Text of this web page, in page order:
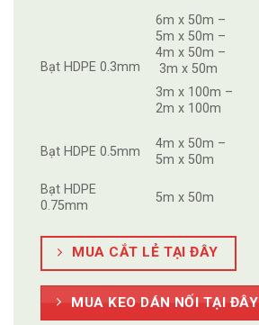
Bạt HDPE 0.3mm
6m x 50m –
5m x 50m –
4m x 50m –
3m x 50m
3m x 100m –
2m x 100m
Bạt HDPE 0.5mm
4m x 50m –
5m x 50m
Bạt HDPE
0.75mm
5m x 50m
MUA CẮT LẺ TẠI ĐÂY
MUA KEO DÁN NỐI TẠI ĐÂY